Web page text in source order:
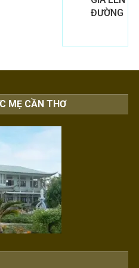
ĐƯỜNG
MẸ CẦN THƠ